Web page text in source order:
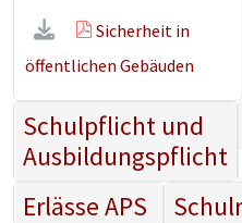
Sicherheit in
öffentlichen Gebäuden
Schulpflicht und
Ausbildungspflicht
Erlässe APS